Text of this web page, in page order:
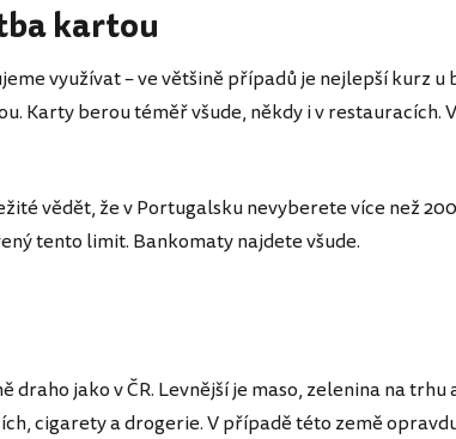
kartou
využívat – ve většině případů je nejlepší kurz u
Karty berou téměř všude, někdy i v restauracích.
vědět, že v Portugalsku nevyberete více než
tento limit. Bankomaty najdete všude.
draho jako v ČR. Levnější je maso, zelenina na
cigarety a drogerie. V případě této země